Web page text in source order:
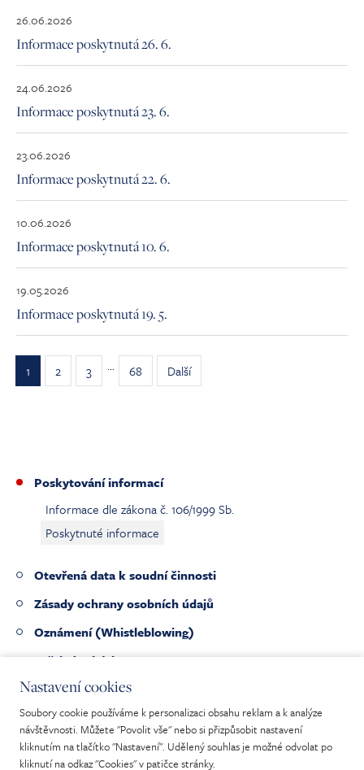
26.06.2026
Informace poskytnutá 26. 6.
24.06.2026
Informace poskytnutá 23. 6.
23.06.2026
Informace poskytnutá 22. 6.
10.06.2026
Informace poskytnutá 10. 6.
19.05.2026
Informace poskytnutá 19. 5.
1 2 3 ... 68 Další
Poskytování informací
Informace dle zákona č. 106/1999 Sb.
Poskytnuté informace
Otevřená data k soudní činnosti
Zásady ochrany osobních údajů
Oznámení (Whistleblowing)
Veřejné zakázky
Pracovní nabídky
Nabídka nepotřebného majetku
Nastavení cookies
Soubory cookie používáme k personalizaci obsahu reklam a k analýze
návštěvnosti. Můžete "Povolit vše" nebo si přizpůsobit nastavení
kliknutím na tlačítko "Nastavení". Udělený souhlas je možné odvolat po
kliknutí na odkaz "Cookies" v patičce stránky.